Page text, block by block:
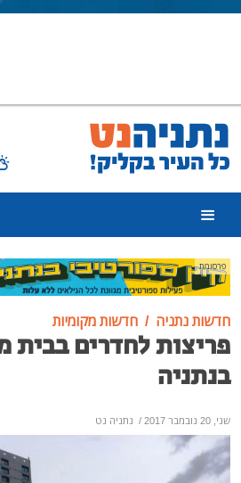
פרסומת
חדשות נתניה חדשות מקומיות
פריצות לחדרים בבית
בנתניה
שני, 20 נובמבר 2017 / נתניה נט